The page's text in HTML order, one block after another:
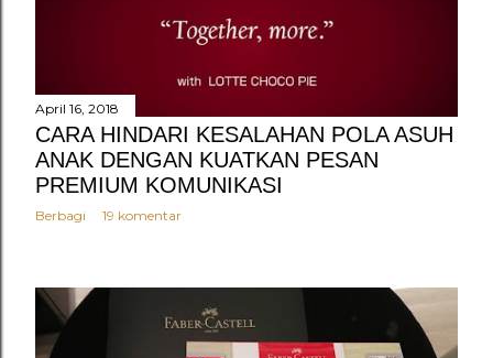
April 16, 2018
CARA HINDARI KESALAHAN POLA ASUH
ANAK DENGAN KUATKAN PESAN
PREMIUM KOMUNIKASI
Berbagi 19 komentar